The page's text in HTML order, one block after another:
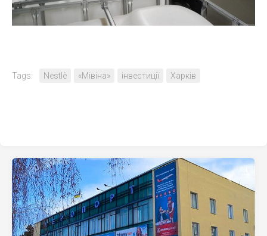
Tags: Nestlè «Мівіна» інвестиції Харків